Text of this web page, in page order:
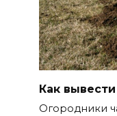
Как
Огородники